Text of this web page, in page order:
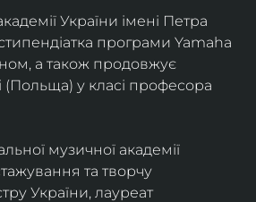
України імені Петра
програми Yamaha
а також продовжує
у класі професора
музичної академії
та творчу
України, лауреат